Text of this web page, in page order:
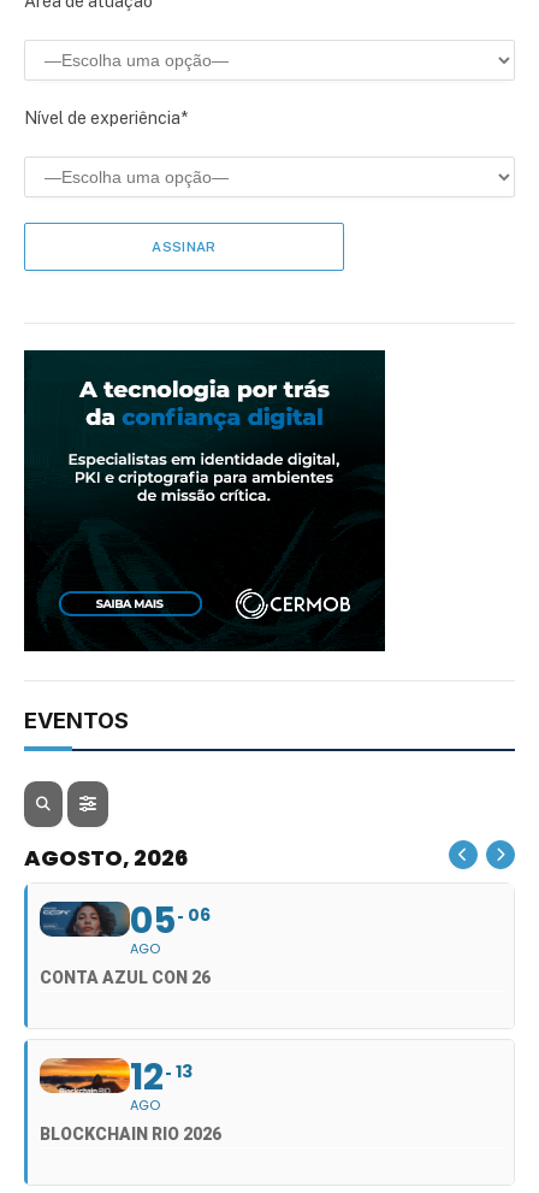
Nível de experiência*
EVENTOS
AGOSTO, 2026
05
AGO
06
CONTA AZUL CON 26
12
AGO
13
BLOCKCHAIN RIO 2026